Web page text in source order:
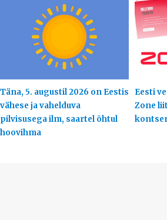
Täna, 5. augustil 2026 on Eestis
vähese ja vahelduva
pilvisusega ilm, saartel õhtul
hoovihma
Eesti
Zone